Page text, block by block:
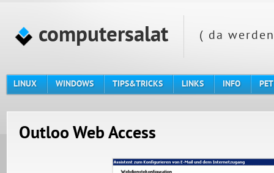
computersalat ( da
LINUX WINDOWS TIPS&TRICKS LINKS INFO
Outloo Web Access